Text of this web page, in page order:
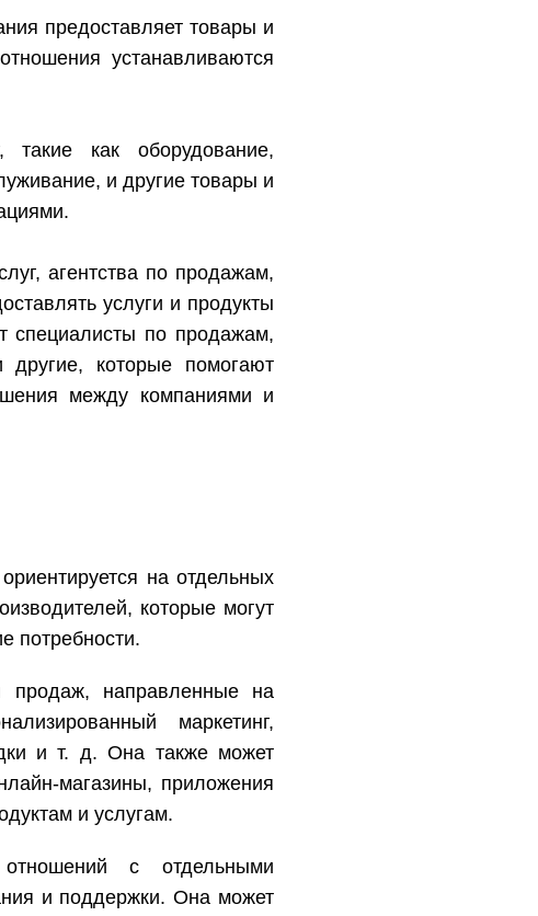
предоставляет товары и
устанавливаются
как оборудование,
и другие товары и
агентства по продажам,
услуги и продукты
специалисты по продажам,
другие, которые помогают
между компаниями и
на отдельных
которые могут
потребности.
продаж, направленные на
маркетинг,
и т. д. Она также может
магазины, приложения
и услугам.
с отдельными
и поддержки. Она может